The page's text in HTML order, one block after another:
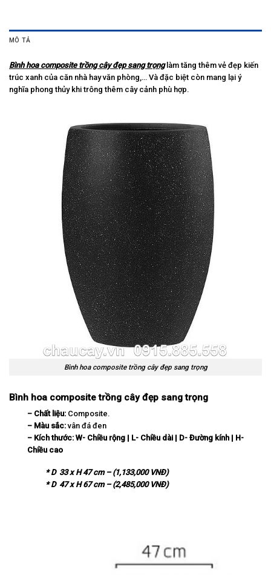
MÔ TẢ
Bình hoa composite trồng cây đẹp sang trọnglàm tăng thêm vẻ đẹp kiến
trúc xanh của căn nhà hay văn phòng,… Và đặc biệt còn mang lại ý
nghĩa phong thủy khi trông thêm cây cảnh phù hợp.
Bình hoa composite trồng cây đẹp sang trọng
Bình hoa composite trồng cây đẹp sang trọng
– Chất liệu: Composite.
– Màu sắc:vân đá đen
– Kích thước: W- Chiều rộng | L- Chiều d ài | D- Đường kính | H-
Chiều cao
* D 33 x H 47 cm – (1,133,000 VNĐ)
* D 47 x H 67 cm – (2,485,000 VNĐ)